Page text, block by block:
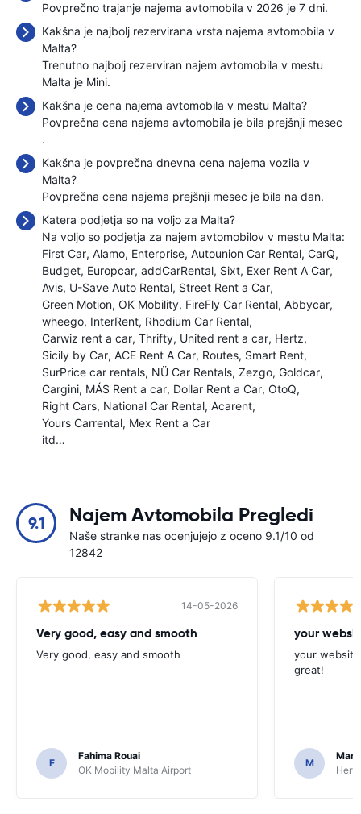
Povprečno trajanje najema avtomobila v 2026 je 7 dni.
Kakšna je najbolj rezervirana vrsta najema avtomobila v
Malta?
Trenutno najbolj rezerviran najem avtomobila v mestu
Malta je Mini.
Kakšna je cena najema avtomobila v mestu Malta?
Povprečna cena najema avtomobila je bila prejšnji mesec
.
Kakšna je povprečna dnevna cena najema vozila v
Malta?
Povprečna cena najema prejšnji mesec je bila na dan.
Katera podjetja so na voljo za Malta?
Na voljo so podjetja za najem avtomobilov v mestu Malta:
First Car Alamo Enterprise Autounion Car Rental CarQ
Budget Europcar addCarRental Sixt Exer Rent A Car
Avis U-Save Auto Rental Street Rent a Car
Green Motion OK Mobility FireFly Car Rental Abbycar
wheego InterRent Rhodium Car Rental
Carwiz rent a car Thrifty United rent a car Hertz
Sicily by Car ACE Rent A Car Routes Smart Rent
SurPrice car rentals NÜ Car Rentals Zezgo Goldcar
Cargini MÁS Rent a car Dollar Rent a Car OtoQ
Right Cars National Car Rental Acarent
Yours Carrental Mex Rent a Car
itd…
9.1 Najem Avtomobila Pregledi
Naše stranke nas ocenjujejo z oceno 9.1/10 od
12842
14-05-2026
Very good, easy and smooth
Very good, easy and smooth
F
Fahima Rouai
OK Mobility Malta Airport
your
your
great!
M